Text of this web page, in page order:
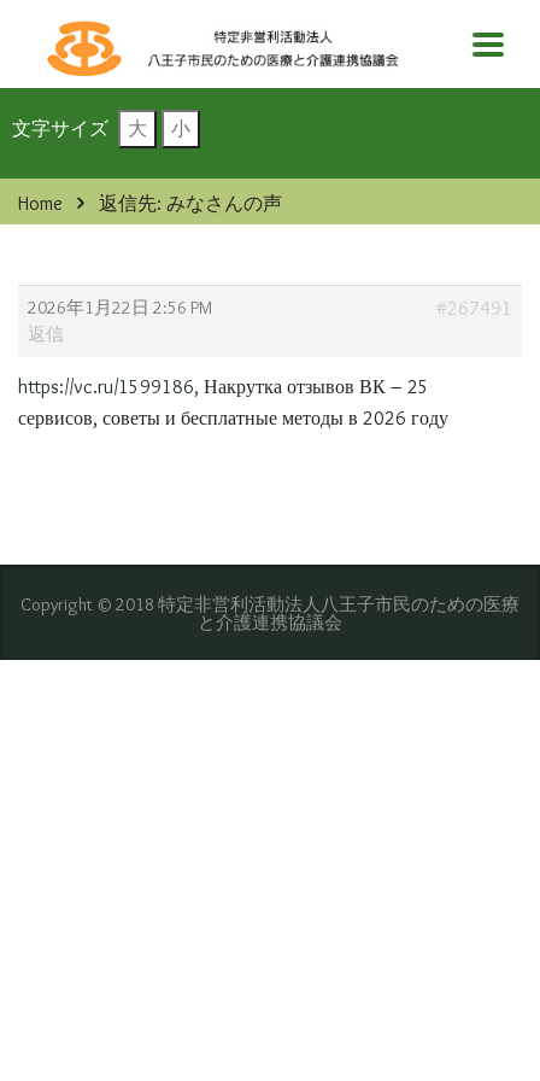
文字サイズ 大 小
Home 返信先: みなさんの声
2026年1月22日 2:56 PM #267491
返信
https://vc.ru/1599186, Накрутка отзывов ВК – 25
сервисов, советы и бесплатные методы в 2026 году
Copyright © 2018 特定非営利活動法人八王子市民のための医療
と介護連携協議会